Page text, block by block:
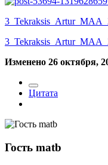
Изменено 26 октября,
Цитата
Гость matb